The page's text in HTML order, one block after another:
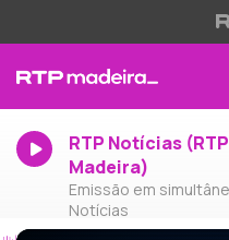
RTP Notícias (RTP
Madeira)
Emissão em
Notícias